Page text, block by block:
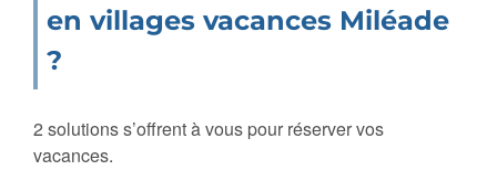
en villages vacances Miléade
?
2 solutions s’offrent à vous pour réserver vos
vacances.